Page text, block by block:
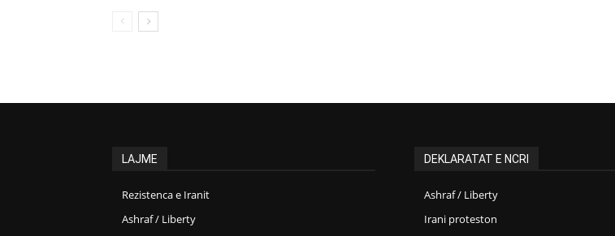
LAJME
Rezistenca e Iranit
Ashraf / Liberty
DEKLARATAT E NCRI
Ashraf / Liberty
Irani proteston